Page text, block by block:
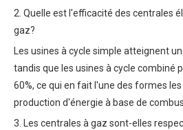
2. Quelle est l'efficacité des centrales
gaz?
Les usines à cycle simple atteignent
tandis que les usines à cycle combiné
60%, ce qui en fait l'une des formes
production d'énergie à base de
3. Les centrales à gaz sont-elles